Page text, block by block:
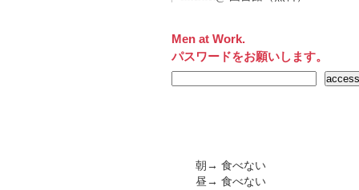
Men at Work.
パスワードをお願いします。
朝→ 食べない
昼→ 食べない